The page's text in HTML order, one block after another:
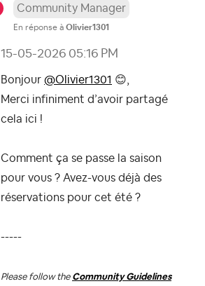
Community Manager
En réponse à Olivier1301
‎15-05-2026 05:16 PM
Bonjour @Olivier1301 😊
Merci infiniment d’avoir partagé
cela ici !
Comment ça se passe la saison
pour vous ? Avez-vous déjà des
réservations pour cet été ?
-----
Please follow the Community Guidelines